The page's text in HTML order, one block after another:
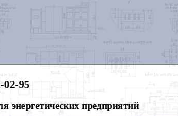
95
энергетических предприятий